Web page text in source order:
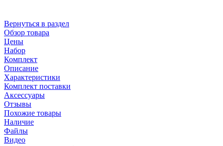
Вернуться в раздел
Обзор товара
Цены
Набор
Комплект
Описание
Характеристики
Комплект поставки
Аксессуары
Отзывы
Похожие товары
Наличие
Файлы
Видео